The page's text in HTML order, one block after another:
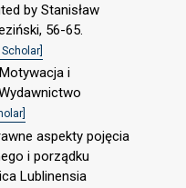
by Stanisław
56-65.
i
aspekty pojęcia
i porządku
Lublinensia